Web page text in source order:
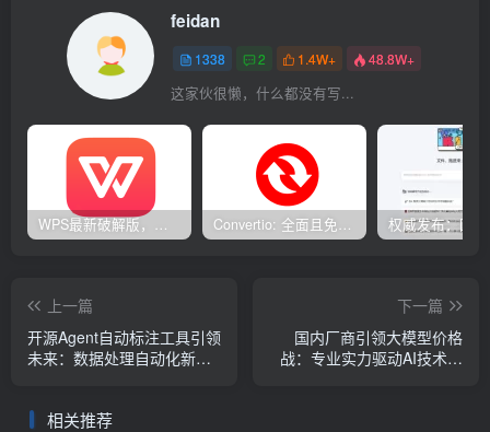
feidan
1338 2 1.4W+ 48.8W+
这家伙很懒，什么都没有写...
WPS最新破解版，已永久激活，无限制使用！ Convertio: 全面且免费的在线文件转换工具
上一篇
开源Agent自动标注工具引领
未来：数据处理自动化新篇
下一篇
国内厂商引领大模型价格
战：专业实力驱动AI技术普
相关推荐